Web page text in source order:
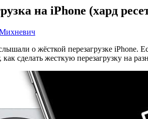
на iPhone (хард
о жёсткой перезагрузке iPhone.
как сделать жесткую перезагрузку на